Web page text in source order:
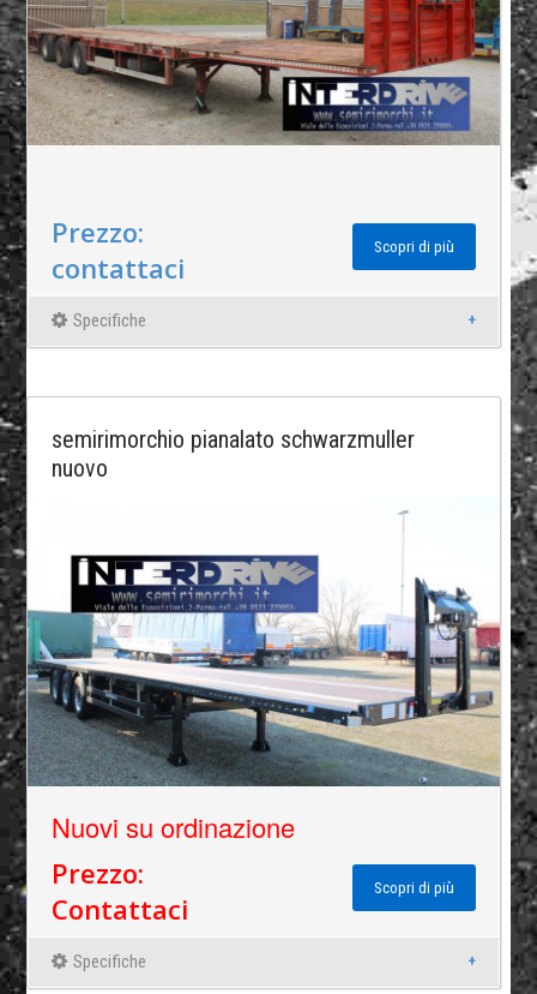
Prezzo:
contattaci
Scopri di più
Specifiche
semirimorchio pianalato schwarzmuller
nuovo
Nuovi su ordinazione
Prezzo:
Contattaci
Scopri di più
Specifiche